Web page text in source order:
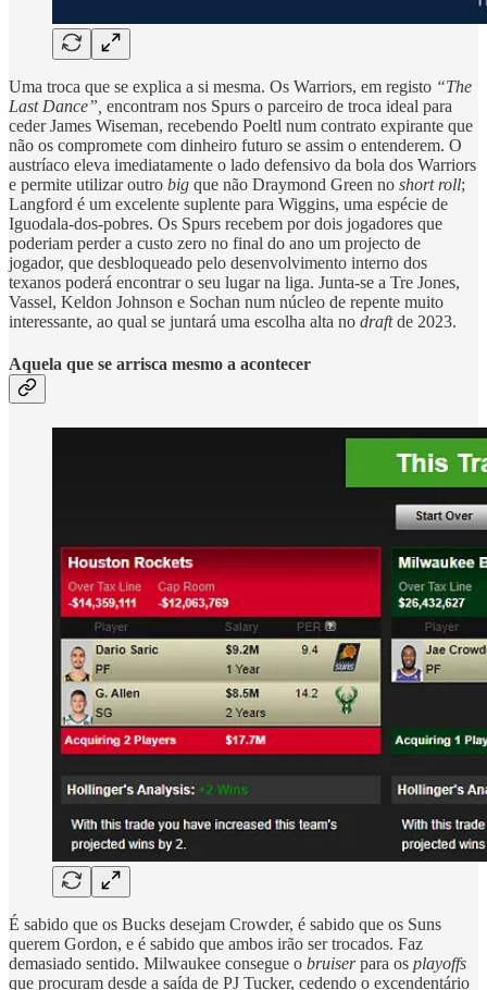
Uma troca que se explica a si mesma. Os Warriors, em registo “The
Last Dance”, encontram nos Spurs o parceiro de troca ideal para
ceder James Wiseman, recebendo Poeltl num contrato expirante que
não os compromete com dinheiro futuro se assim o entenderem. O
austríaco eleva imediatamente o lado defensivo da bola dos Warriors
e permite utilizar outro big que não Draymond Green no short roll;
Langford é um excelente suplente para Wiggins, uma espécie de
Iguodala-dos-pobres. Os Spurs recebem por dois jogadores que
poderiam perder a custo zero no final do ano um projecto de
jogador, que desbloqueado pelo desenvolvimento interno dos
texanos poderá encontrar o seu lugar na liga. Junta-se a Tre Jones,
Vassel, Keldon Johnson e Sochan num núcleo de repente muito
interessante, ao qual se juntará uma escolha alta no draftde 2023.
Aquela que se arrisca mesmo a acontecer
É sabido que os Bucks desejam Crowder, é sabido que os Suns
querem Gordon, e é sabido que ambos irão ser trocados. Faz
demasiado sentido. Milwaukee consegue o bruiserpara os playoffs
que procuram desde a saída de PJ Tucker, cedendo o excendentário